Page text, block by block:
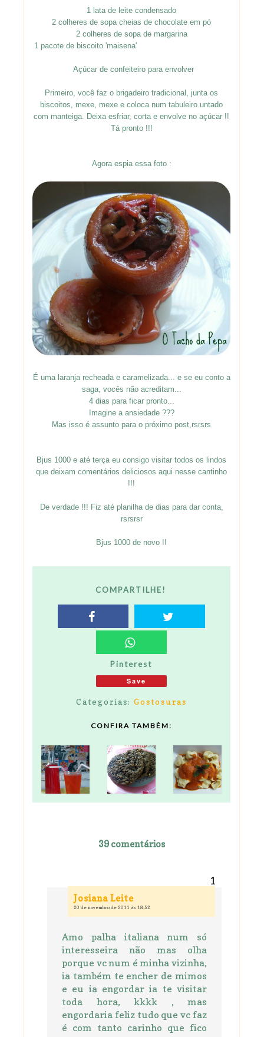
1 lata de leite condensado
2 colheres de sopa cheias de chocolate em pó
2 colheres de sopa de margarina
1 pacote de biscoito 'maisena'
Açúcar de confeiteiro para envolver
Primeiro, você faz o brigadeiro tradicional, junta os
biscoitos, mexe, mexe e coloca num tabuleiro untado
com manteiga. Deixa esfriar, corta e envolve no açúcar !!
Tá pronto !!!
Agora espia essa foto :
É uma laranja recheada e caramelizada... e se eu conto a
saga, vocês não acreditam...
4 dias para ficar pronto...
Imagine a ansiedade ???
Mas isso é assunto para o próximo post,rsrsrs
Bjus 1000 e até terça eu consigo visitar todos os lindos
que deixam comentários deliciosos aqui nesse cantinho
!!!
De verdade !!! Fiz até planilha de dias para dar conta,
rsrsrsr
Bjus 1000 de novo !!
COMPARTILHE!
Pinterest
Save
Categorias: Gostosuras
CONFIRA TAMBÉM:
39 comentários
Josiana Leite
20 de novembro de 2011 às 18:52
Amo palha italiana num só
interesseira não mas olha
porque vc num é minha vizinha,
ia também te encher de mimos
e eu ia engordar ia te visitar
toda hora, kkkk , mas
engordaria feliz tudo que vc faz
é com tanto carinho que fico